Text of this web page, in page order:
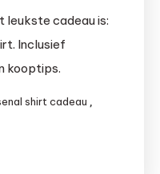
leukste cadeau is:
Inclusief
kooptips.
shirt cadeau